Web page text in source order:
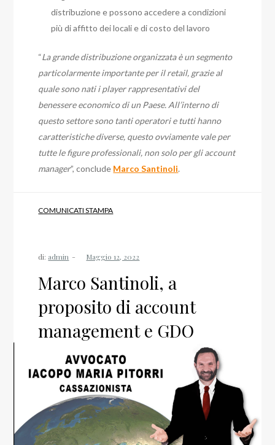
distribuzione e possono accedere a condizioni
più di affitto dei locali e di costo del lavoro
“La grande distribuzione organizzata è un segmento
particolarmente importante per il retail, grazie al
quale sono nati i player rappresentativi del
benessere economico di un Paese. All’interno di
questo settore sono tanti operatori e tutti hanno
caratteristiche diverse, questo ovviamente vale per
tutte le figure professionali, non solo per gli account
manager”, conclude Marco Santinoli.
COMUNICATI STAMPA
di: admin
Marco Santinoli, a
proposito di account
management e GDO